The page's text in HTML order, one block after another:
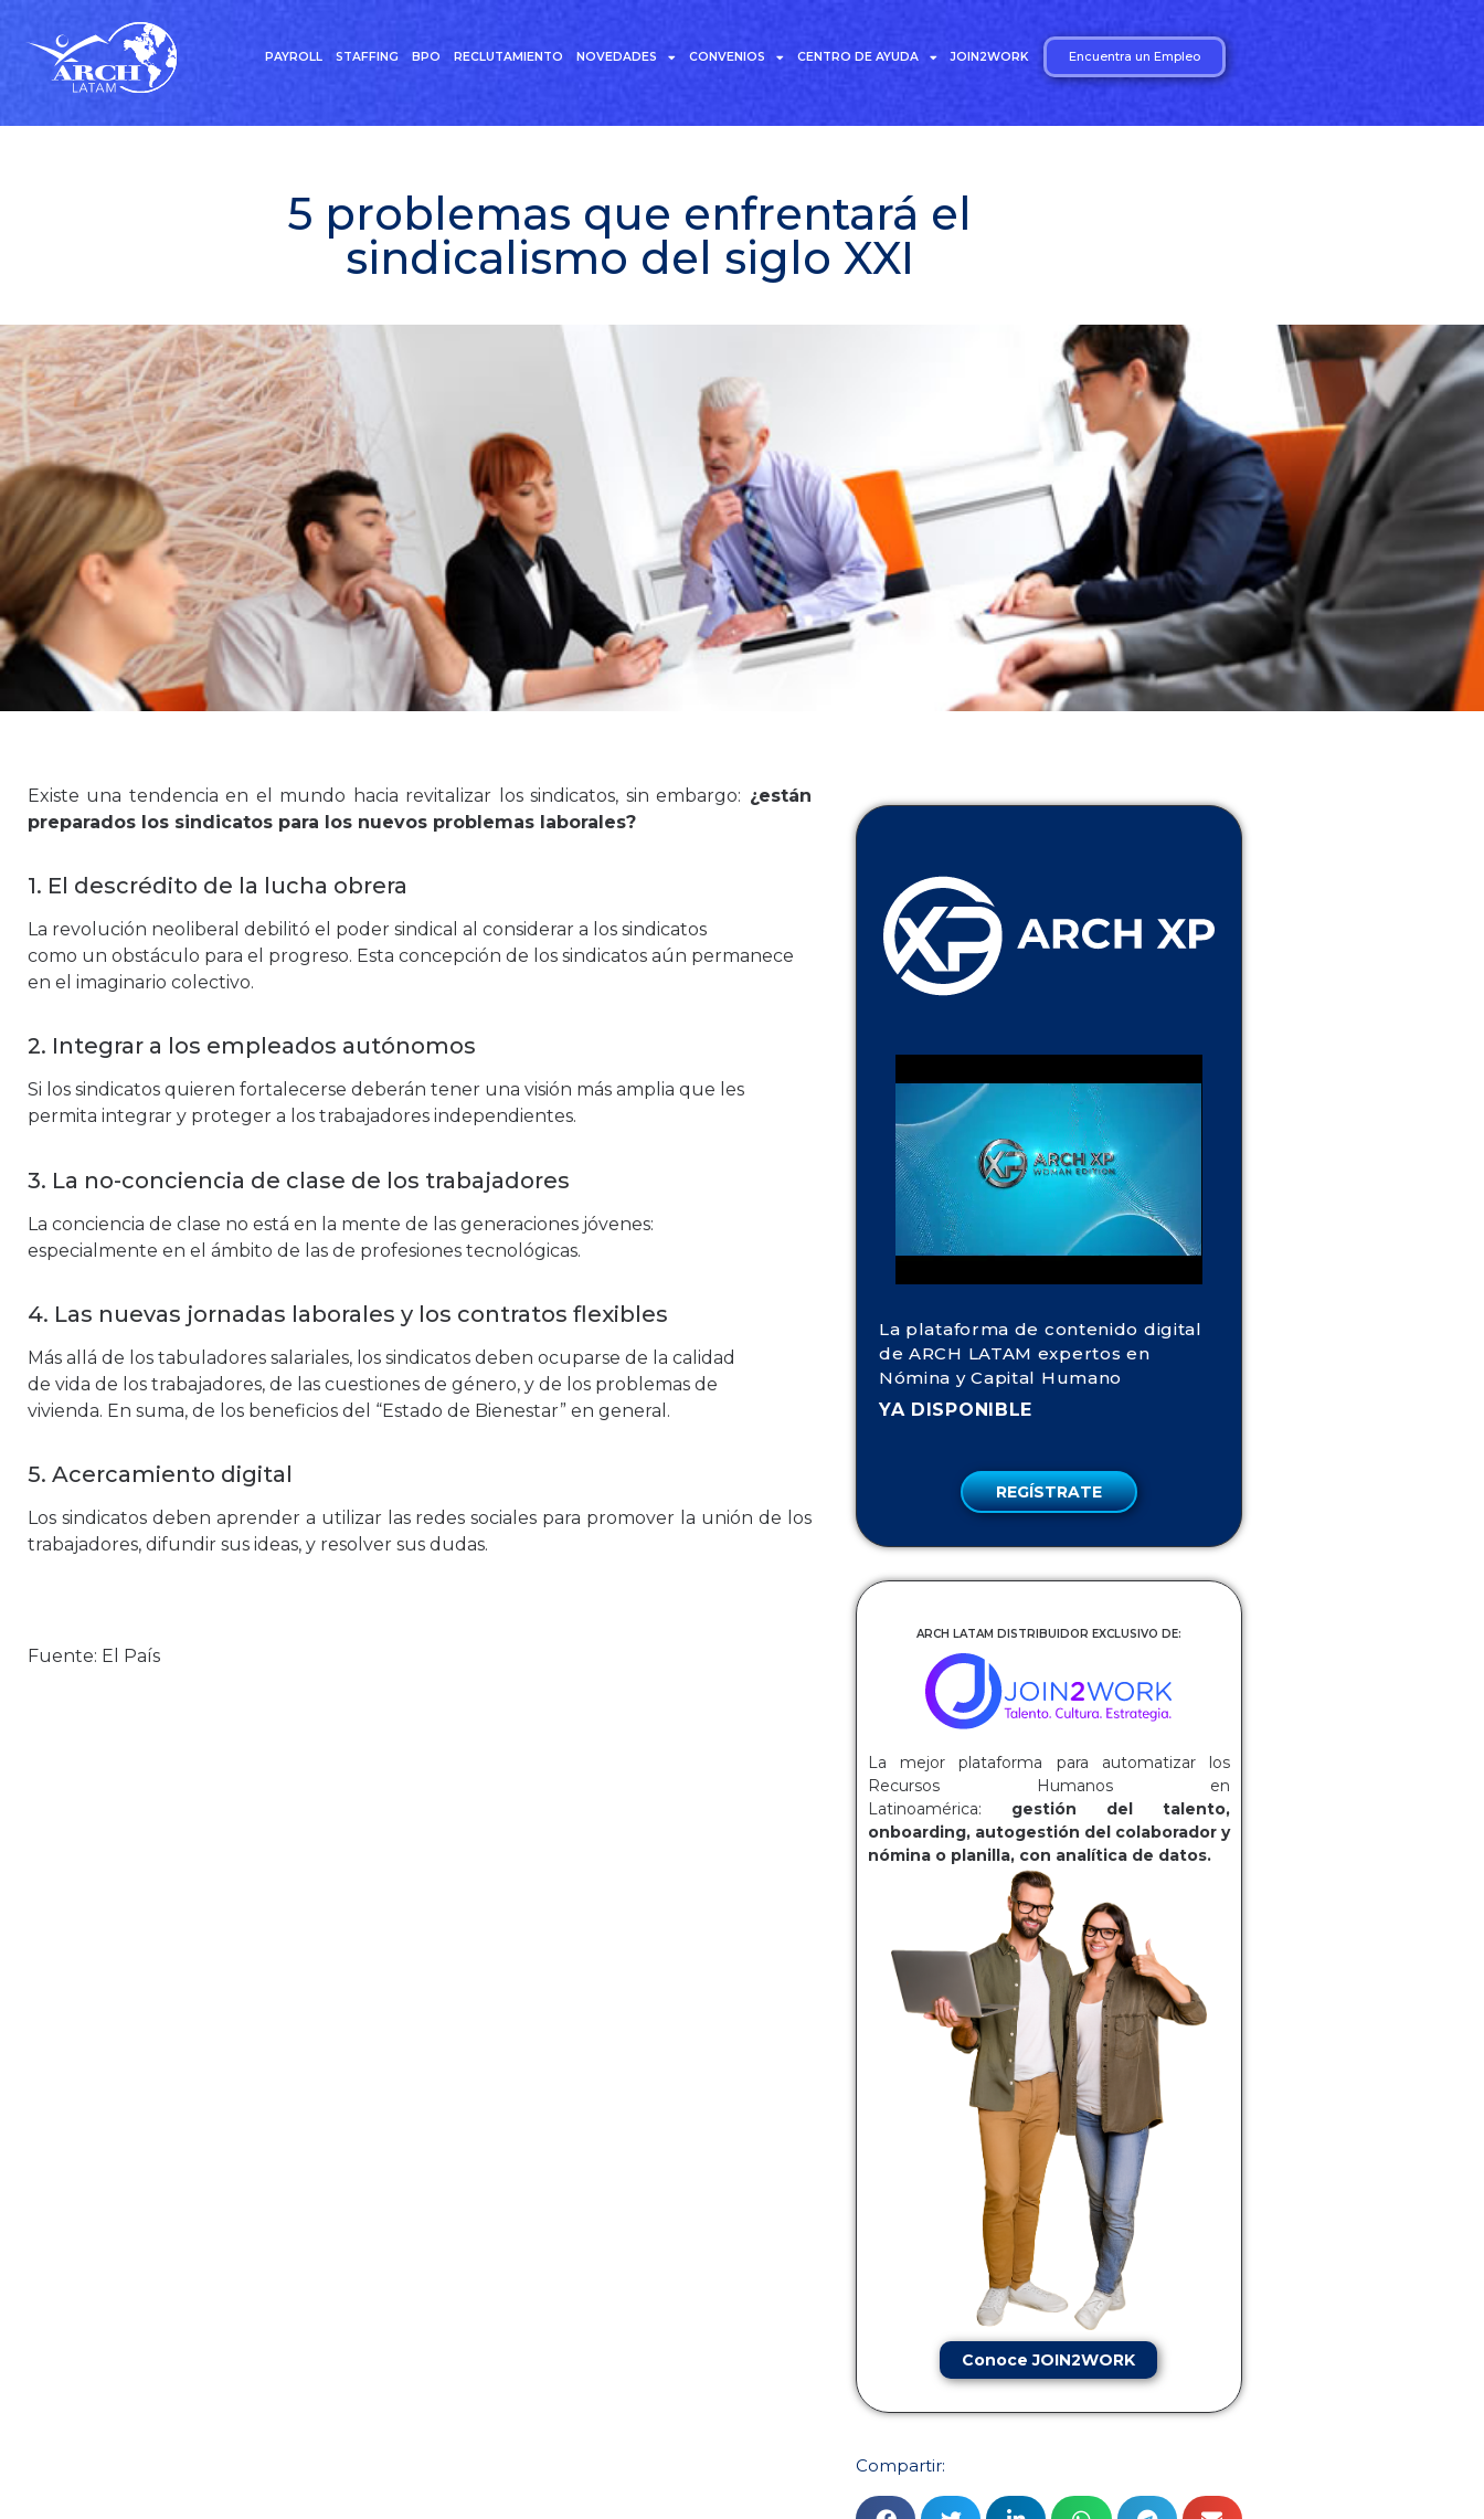
PAYROLL STAFFING BPO RECLUTAMIENTO NOVEDADES CONVENIOS CENTRO DE AYUDA JOIN2WORK Encuentra un Empleo
5 problemas que enfrentará el
sindicalismo del siglo XXI
Existe una tendencia en el mundo hacia revitalizar los sindicatos, sin embargo: ¿están
preparados los sindicatos para los nuevos problemas laborales?
1. El descrédito de la lucha obrera
La revolución neoliberal debilitó el poder sindical al considerar a los sindicatos
como un obstáculo para el progreso. Esta concepción de los sindicatos aún permanece
en el imaginario colectivo.
2. Integrar a los empleados autónomos
Si los sindicatos quieren fortalecerse deberán tener una visión más amplia que les
permita integrar y proteger a los trabajadores independientes.
3. La no-conciencia de clase de los trabajadores
La conciencia de clase no está en la mente de las generaciones jóvenes:
especialmente en el ámbito de las de profesiones tecnológicas.
4. Las nuevas jornadas laborales y los contratos flexibles
Más allá de los tabuladores salariales, los sindicatos deben ocuparse de la calidad
de vida de los trabajadores, de las cuestiones de género, y de los problemas de
vivienda. En suma, de los beneficios del “Estado de Bienestar” en general.
5. Acercamiento digital
Los sindicatos deben aprender a utilizar las redes sociales para promover la unión de los
trabajadores, difundir sus ideas, y resolver sus dudas.
Fuente: El País
La plataforma de contenido digital
de ARCH LATAM expertos en
Nómina y Capital Humano
YA DISPONIBLE
REGÍSTRATE
ARCH LATAM DISTRIBUIDOR EXCLUSIVO DE:
La mejor plataforma para automatizar los
Recursos Humanos en
Latinoamérica: gestión del talento,
onboarding, autogestión del colaborador y
nómina o planilla, con analítica de datos.
Conoce JOIN2WORK
Compartir: